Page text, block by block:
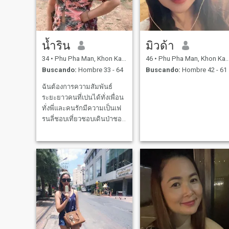
burlan de los demás o los
discriminan. Tampoco me
gustan las personas que
engañan pero luego actúan
น้ำริน
34 • Phu Pha Man, Khon Kaen, Tailandia
Buscando: Hombre 33 - 64
ฉันต้องการความสัมพันธ์
ระยะยาวคนที่เปนได้ทั่งเพื่อน
ทั่งพี่และคนรักมีความเป็นเฟ
รนลี่ชอบเที่ยวชอบเดินป่าชอบ
ง่ายๆ
มิวด้า
46 • Phu Pha Man, Khon Kaen, Tailandia
Buscando: Hombre 42 - 61